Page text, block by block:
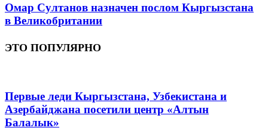
Омар Султанов назначен послом Кыргызстана
в Великобритании
ЭТО ПОПУЛЯРНО
Первые леди Кыргызстана, Узбекистана и
Азербайджана посетили центр «Алтын
Балалык»